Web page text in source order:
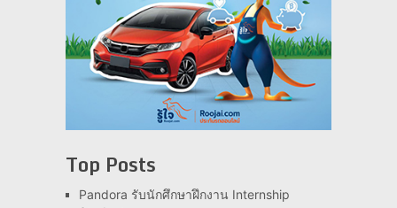
Top Posts
Pandora รับนักศึกษาฝึกงาน Internship